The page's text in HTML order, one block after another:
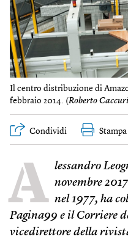
Il centro distribuzione di
febbraio 2014. (Roberto
Condividi Stampa
A lessandro
novembre
nel 1977, ha
Pagina99 e il Corriere
vicedirettore della